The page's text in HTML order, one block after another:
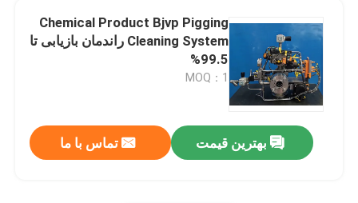
محصولات
فیلم های
درباره ما
Chemical Product Bjvp Pigging
Cleaning System راندمان بازیابی تا
99.5%
MOQ：1
بهترین قیمت تماس با ما